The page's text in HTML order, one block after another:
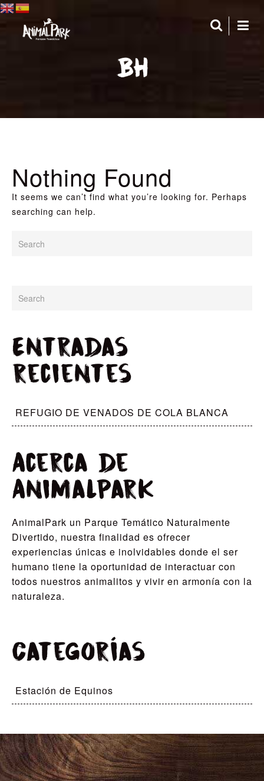
BH
Nothing Found
It seems we can’t find what you’re looking for. Perhaps
searching can help.
Entradas
recientes
REFUGIO DE VENADOS DE COLA BLANCA
Acerca de
AnimalPark
AnimalPark un Parque Temático Naturalmente
Divertido, nuestra finalidad es ofrecer
experiencias únicas e inolvidables donde el ser
humano tiene la oportunidad de interactuar con
todos nuestros animalitos y vivir en armonía con la
naturaleza.
Categorías
Estación de Equinos